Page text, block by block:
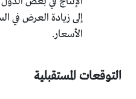
إلى زيادة العرض
الأسعار.
التوقعات المستقبلية